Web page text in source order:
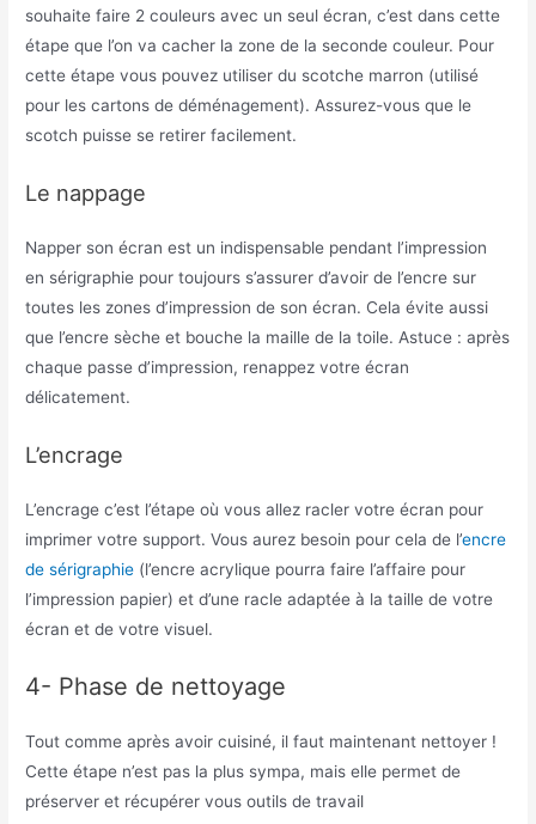
souhaite faire 2 couleurs avec un seul écran, c’est dans cette
étape que l’on va cacher la zone de la seconde couleur. Pour
cette étape vous pouvez utiliser du scotche marron (utilisé
pour les cartons de déménagement). Assurez-vous que le
scotch puisse se retirer facilement.
Le nappage
Napper son écran est un indispensable pendant l’impression
en sérigraphie pour toujours s’assurer d’avoir de l’encre sur
toutes les zones d’impression de son écran. Cela évite aussi
que l’encre sèche et bouche la maille de la toile. Astuce : après
chaque passe d’impression, renappez votre écran
délicatement.
L’encrage
L’encrage c’est l’étape où vous allez racler votre écran pour
imprimer votre support. Vous aurez besoin pour cela de l’encre
de sérigraphie (l’encre acrylique pourra faire l’affaire pour
l’impression papier) et d’une racle adaptée à la taille de votre
écran et de votre visuel.
4- Phase de nettoyage
Tout comme après avoir cuisiné, il faut maintenant nettoyer !
Cette étape n’est pas la plus sympa, mais elle permet de
préserver et récupérer vous outils de travail